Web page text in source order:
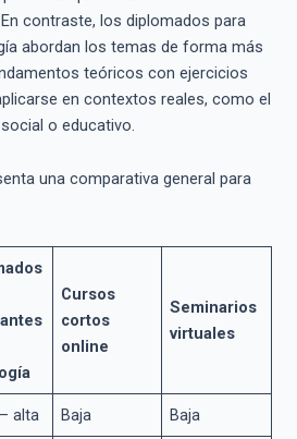
contraste, los diplomados para
abordan los temas de forma más
teóricos con ejercicios
en contextos reales, como el
o educativo.
una comparativa general para
Cursos
cortos
online
Seminarios
virtuales
alta Baja Baja